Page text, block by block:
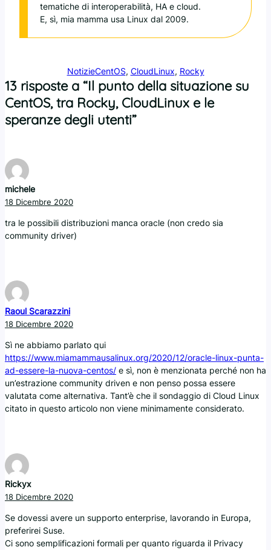
tematiche di interoperabilità, HA e cloud.
E, sì, mia mamma usa Linux dal 2009.
NotizieCentOS, CloudLinux, Rocky
13 risposte a “Il punto della situazione su
CentOS, tra Rocky, CloudLinux e le
speranze degli utenti”
michele
18 Dicembre 2020
tra le possibili distribuzioni manca oracle (non credo sia
community driver)
Raoul Scarazzini
18 Dicembre 2020
Sì ne abbiamo parlato qui
https://www.miamammausalinux.org/2020/12/oracle-linux-punta-
ad-essere-la-nuova-centos/ e sì, non è menzionata perché non ha
un’estrazione community driven e non penso possa essere
valutata come alternativa. Tant’è che il sondaggio di Cloud Linux
citato in questo articolo non viene minimamente considerato.
Rickyx
18 Dicembre 2020
Se dovessi avere un supporto enterprise, lavorando in Europa,
preferirei Suse.
Ci sono semplificazioni formali per quanto riguarda il Privacy